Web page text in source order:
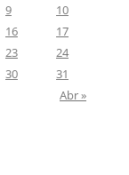
9
10
16
17
23
24
30
31
Abr »